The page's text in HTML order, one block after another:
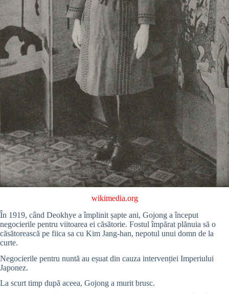
wikimedia.org
În 1919, când Deokhye a împlinit șapte ani, Gojong a început
negocierile pentru viitoarea ei căsătorie. Fostul împărat plănuia să o
căsătorească pe fiica sa cu Kim Jang-han, nepotul unui domn de la
curte.
Negocierile pentru nuntă au eșuat din cauza intervenției Imperiului
Japonez.
La scurt timp după aceea, Gojong a murit brusc.